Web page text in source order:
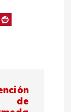
de